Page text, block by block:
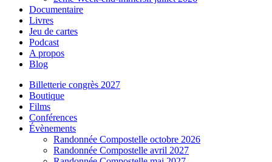
Documentaire
Livres
Jeu de cartes
Podcast
A propos
Blog
Billetterie congrès 2027
Boutique
Films
Conférences
Évènements
Randonnée Compostelle octobre 2026
Randonnée Compostelle avril 2027